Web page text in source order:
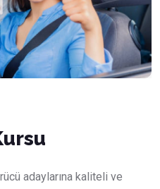
adaylarına kaliteli ve